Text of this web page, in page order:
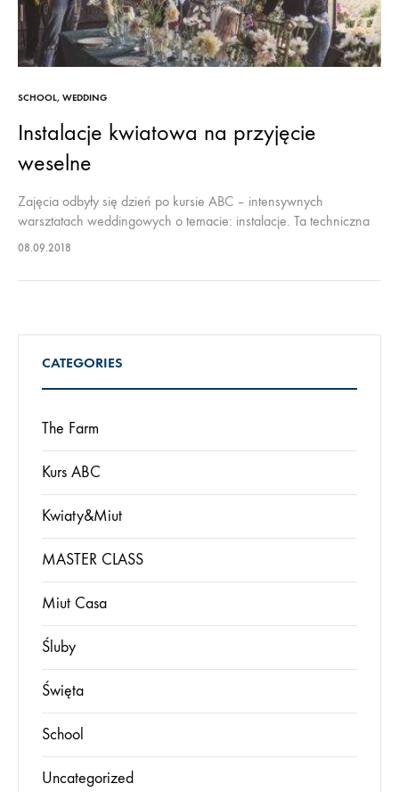
SCHOOL, WEDDING
Instalacje kwiatowa na przyjęcie
weselne
Zajęcia odbyły się dzień po kursie ABC – intensywnych
warsztatach weddingowych o temacie: instalacje. Ta techniczna
lekcja okazała się wyzwaniem dla naszych kursantów. Duże
08.09.2018
CATEGORIES
The Farm
Kurs ABC
Kwiaty&Miut
MASTER CLASS
Miut Casa
Śluby
Święta
School
Uncategorized